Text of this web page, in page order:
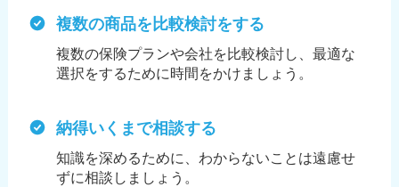
複数の商品を比較検討をする
複数の保険プランや会社を比較検討し、最適な
選択をするために時間をかけましょう。
納得いくまで相談する
知識を深めるために、わからないことは遠慮せ
ずに相談しましょう。